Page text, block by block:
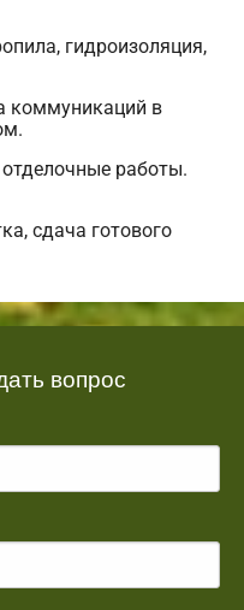
гидроизоляция,
коммуникаций в
работы.
сдача готового
вопрос